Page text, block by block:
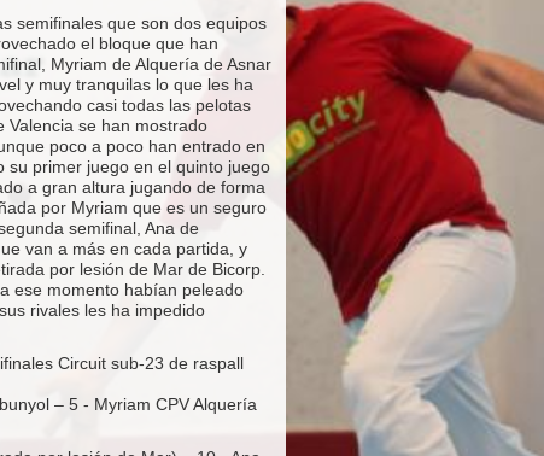
semifinales que son dos equipos
el bloque que han
Myriam de Alquería de Asnar
y muy tranquilas lo que les ha
casi todas las pelotas
Valencia se han mostrado
poco a poco han entrado en
su primer juego en el quinto juego
a gran altura jugando de forma
por Myriam que es un seguro
semifinal, Ana de
van a más en cada partida, y
por lesión de Mar de Bicorp.
ese momento habían peleado
rivales les ha impedido
Circuit sub-23 de raspall
– 5 - Myriam CPV Alquería